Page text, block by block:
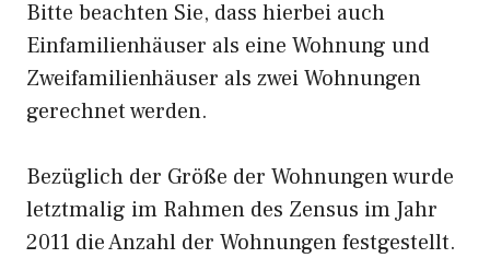
Bitte beachten Sie, dass hierbei auch
Einfamilienhäuser als eine Wohnung und
Zweifamilienhäuser als zwei Wohnungen
gerechnet werden.
Bezüglich der Größe der Wohnungen wurde
letztmalig im Rahmen des Zensus im Jahr
2011 die Anzahl der Wohnungen festgestellt.